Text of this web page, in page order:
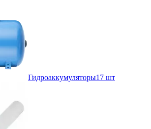
Гидроаккумуляторы17 шт